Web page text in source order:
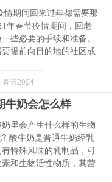
情期间回来过年都需要那
年春节疫情期间，回老
些必要的手续和准备。
提前向目的地的社区或
春节2024
牛奶会怎么样
里会产生什么样的生物
酸牛奶是普通牛奶经乳
特殊风味的乳制品，可
和生物活性物质，其营